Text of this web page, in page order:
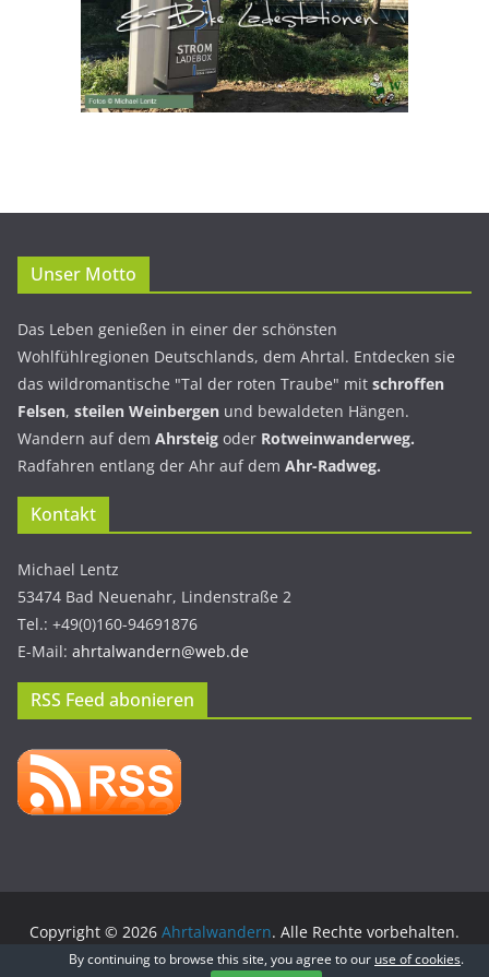
Unser Motto
Das Leben genießen in einer der schönsten
Wohlfühlregionen Deutschlands, dem Ahrtal. Entdecken sie
das wildromantische "Tal der roten Traube" mit schroffen
Felsen, steilen Weinbergen und bewaldeten Hängen.
Wandern auf dem Ahrsteig oder Rotweinwanderweg.
Radfahren entlang der Ahr auf dem Ahr-Radweg.
Kontakt
Michael Lentz
53474 Bad Neuenahr, Lindenstraße 2
Tel.: +49(0)160-94691876
E-Mail: ahrtalwandern@web.de
RSS Feed abonieren
Copyright © 2026 Ahrtalwandern. Alle Rechte vorbehalten.
Theme:ColorMagvon ThemeGrill. Präsentiert vonWordPress
By continuing to browse this site, you agree to our use of cookies.